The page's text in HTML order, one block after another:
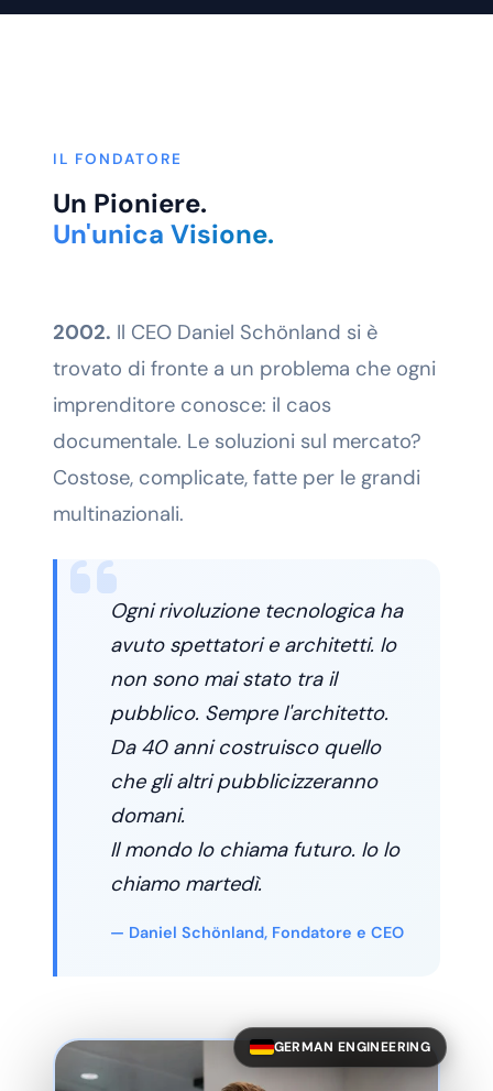
IL FONDATORE
Un Pioniere.
Un'unica Visione.
2002. Il CEO Daniel Schönland si è
trovato di fronte a un problema che ogni
imprenditore conosce: il caos
documentale. Le soluzioni sul mercato?
Costose, complicate, fatte per le grandi
multinazionali.
Ogni rivoluzione tecnologica ha
avuto spettatori e architetti. Io
non sono mai stato tra il
pubblico. Sempre l'architetto.
Da 40 anni costruisco quello
che gli altri pubblicizzeranno
domani.
Il mondo lo chiama futuro. Io lo
chiamo martedì.
— Daniel Schönland, Fondatore e CEO
GERMAN ENGINEERING